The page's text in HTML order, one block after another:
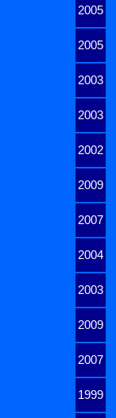
2005
2005
2003
2003
2002
2009
2007
2004
2003
2009
2007
1999